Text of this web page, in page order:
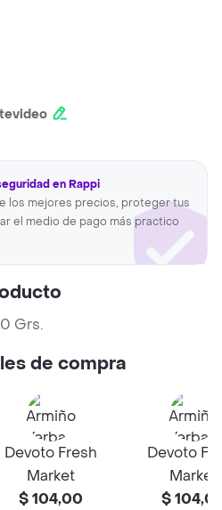
en Rappi
los mejores precios, proteger tus
el medio de pago más practico
Grs.
de compra
Devoto Fresh
Market
$ 104,00
Devoto
Market
$